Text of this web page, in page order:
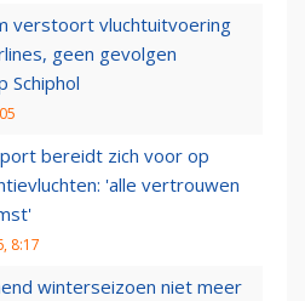
verstoort vluchtuitvoering
geen gevolgen
Schiphol
bereidt zich voor op
'alle vertrouwen
8:17
winterseizoen niet meer